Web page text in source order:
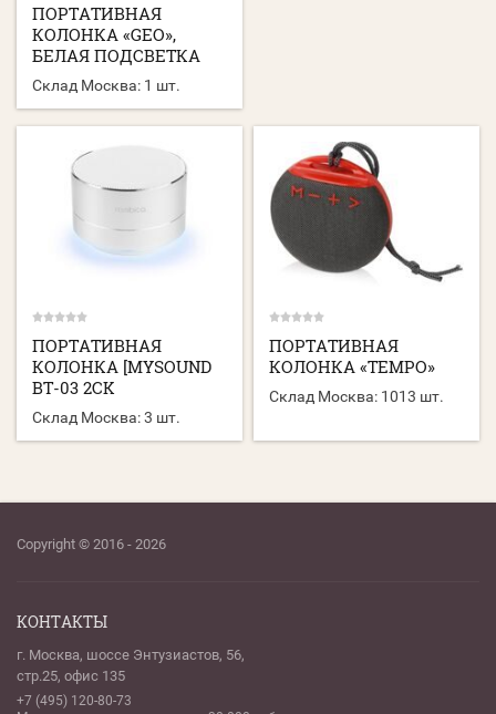
ПОРТАТИВНАЯ
КОЛОНКА «GEO»,
БЕЛАЯ ПОДСВЕТКА
Склад Москва: 1 шт.
ПОРТАТИВНАЯ
КОЛОНКА [MYSOUND
BT-03 2CK
Склад Москва:3 шт.
ПОРТАТИВНАЯ
КОЛОНКА «TEMPO»
Склад Москва: 1013 шт.
Copyright © 2016 - 2026
КОНТАКТЫ
г. Москва, шоссе Энтузиастов, 56,
стр.25, офис 135
+7 (495) 120-80-73